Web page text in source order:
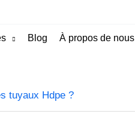
Blog À propos de nous
tuyaux Hdpe ?